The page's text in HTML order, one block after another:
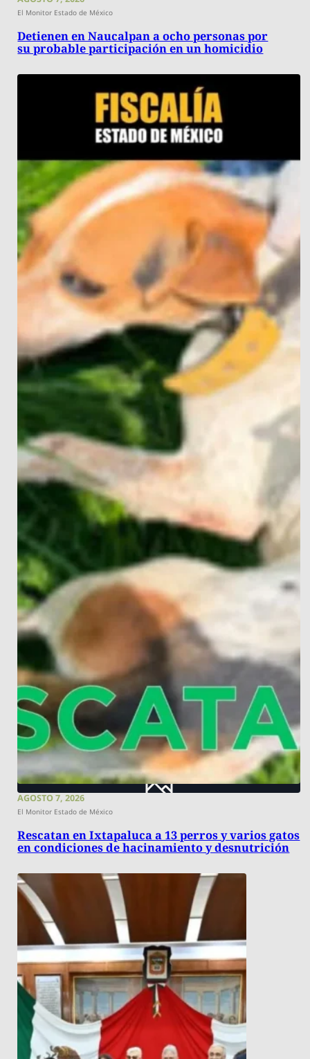
El Monitor Estado de México
Detienen en Naucalpan a ocho personas por
su probable participación en un homicidio
AGOSTO 7, 2026
El Monitor Estado de México
Rescatan en Ixtapaluca a 13 perros y varios gatos
en condiciones de hacinamiento y desnutrición